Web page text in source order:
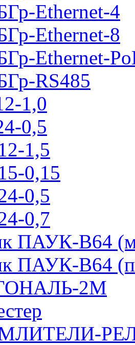
Ethernet-4
Ethernet-8
Ethernet-
RS485
1,0
0,5
1,5
0,15
0,5
0,7
ПАУК-В64
ПАУК-В64
2М